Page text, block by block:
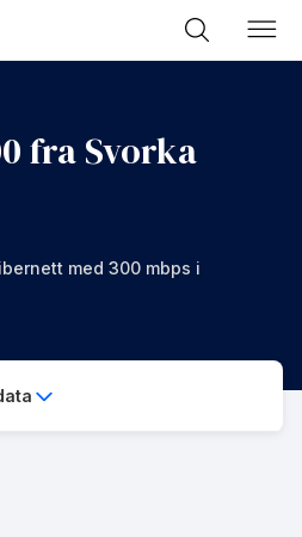
fra Svorka
med 300 mbps i
for 699 kr/mnd